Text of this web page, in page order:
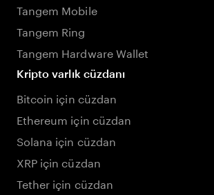
Tangem Mobile
Tangem Ring
Tangem Hardware Wallet
Kripto varlık cüzdanı
Bitcoin için cüzdan
Ethereum için cüzdan
Solana için cüzdan
XRP için cüzdan
Tether için cüzdan